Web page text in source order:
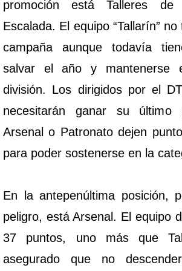
promoción está Talleres de
Escalada. El equipo “Tallarín”
campaña aunque todavía
salvar el año y mantenerse
división. Los dirigidos por el
necesitarán ganar su
Arsenal o Patronato dejen
para poder sostenerse en la
En la antepenúltima posición,
peligro, está Arsenal. El equipo
37 puntos, uno más que
asegurado que no